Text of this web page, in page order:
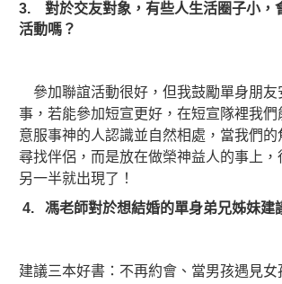
3. 對於交友對象，有些人生活圈子小，
活動嗎？
參加聯誼活動很好，但我鼓勵單身朋友
事，若能參加短宣更好，在短宣隊裡我們
意服事神的人認識並自然相處，當我們的
尋找伴侶，而是放在做榮神益人的事上，
另一半就出現了！
4. 馮老師對於想結婚的單身弟兄姊妹建
建議三本好書：不再約會、當男孩遇見女